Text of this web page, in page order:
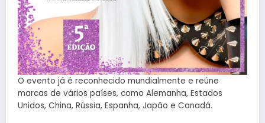
O evento já é reconhecido mundialmente e reúne
marcas de vários países, como Alemanha, Estados
Unidos, China, Rússia, Espanha, Japão e Canadá.